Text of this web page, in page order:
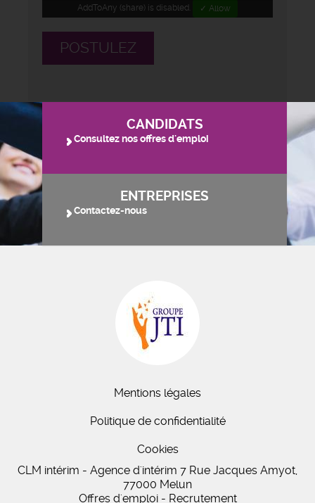
AddToAny (share) is disabled. ✓ Allow
POSTULEZ
CANDIDATS
Consultez nos offres d'emploi
ENTREPRISES
Contactez-nous
Mentions légales
Politique de confidentialité
Cookies
CLM intérim - Agence d'intérim 7 Rue Jacques Amyot,
77000 Melun
Offres d'emploi - Recrutement